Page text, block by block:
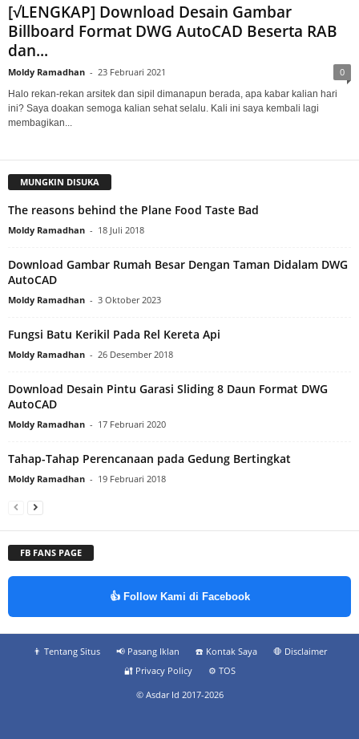
[√LENGKAP] Download Desain Gambar
Billboard Format DWG AutoCAD Beserta RAB
dan...
Moldy Ramadhan - 23 Februari 2021 0
Halo rekan-rekan arsitek dan sipil dimanapun berada, apa kabar kalian hari
ini? Saya doakan semoga kalian sehat selalu. Kali ini saya kembali lagi
membagikan...
MUNGKIN DISUKA
The reasons behind the Plane Food Taste Bad
Moldy Ramadhan - 18 Juli 2018
Download Gambar Rumah Besar Dengan Taman Didalam DWG
AutoCAD
Moldy Ramadhan - 3 Oktober 2023
Fungsi Batu Kerikil Pada Rel Kereta Api
Moldy Ramadhan - 26 Desember 2018
Download Desain Pintu Garasi Sliding 8 Daun Format DWG
AutoCAD
Moldy Ramadhan - 17 Februari 2020
Tahap-Tahap Perencanaan pada Gedung Bertingkat
Moldy Ramadhan - 19 Februari 2018
FB FANS PAGE
👍 Follow Kami di Facebook
👨‍ Tentang Situs 📢 Pasang Iklan ☎️ Kontak Saya
🛑 Disclaimer
🔐 Privacy Policy
⚙️ TOS
© Asdar Id 2017-2026